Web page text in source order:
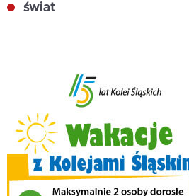
świat